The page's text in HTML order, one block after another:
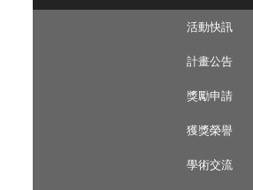
活動快訊
計畫公告
獎勵申請
獲獎榮譽
學術交流